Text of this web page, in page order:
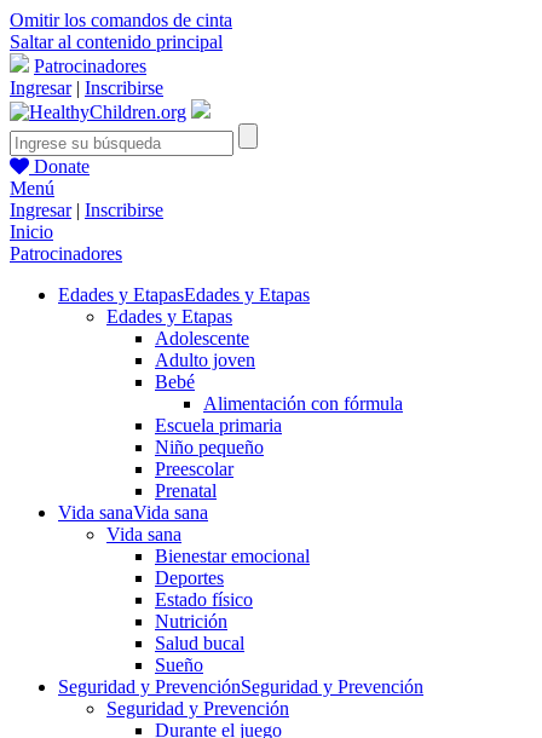
Omitir los comandos de cinta
Saltar al contenido principal
Patrocinadores
Ingresar| Inscribirse
Donate
Menú
Ingresar| Inscribirse
Inicio
Patrocinadores
Edades y EtapasEdades y Etapas
Edades y Etapas
Adolescente
Adulto joven
Bebé
Alimentación con fórmula
Escuela primaria
Niño pequeño
Preescolar
Prenatal
Vida sanaVida sana
Vida sana
Bienestar emocional
Deportes
Estado físico
Nutrición
Salud bucal
Sueño
Seguridad y PrevenciónSeguridad y Prevención
Seguridad y Prevención
Durante el juego